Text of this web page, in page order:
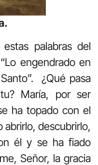
palabras del
engendrado en
¿Qué pasa
María, por ser
ha topado con el
abrirlo, descubrirlo,
él y se ha fiado
Señor, la gracia